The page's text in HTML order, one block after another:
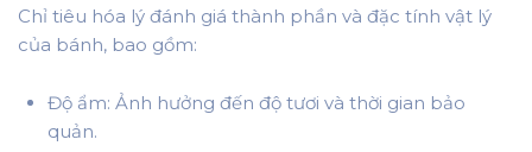
Chỉ tiêu hóa lý đánh giá thành phần và đặc tính vật lý
của bánh, bao gồm:
Độ ẩm: Ảnh hưởng đến độ tươi và thời gian bảo
quản.